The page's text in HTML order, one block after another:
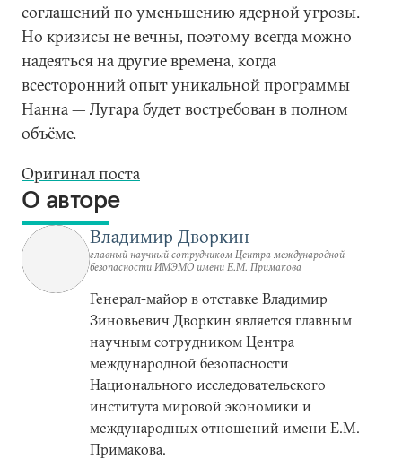
соглашений по уменьшению ядерной угрозы.
Но кризисы не вечны, поэтому всегда можно
надеяться на другие времена, когда
всесторонний опыт уникальной программы
Нанна — Лугара будет востребован в полном
объёме.
Оригинал поста
О авторе
Владимир Дворкин
главный научный сотрудником Центра международной
безопасности ИМЭМО имени Е.М. Примакова
Генерал-майор в отставке Владимир
Зиновьевич Дворкин является главным
научным сотрудником Центра
международной безопасности
Национального исследовательского
института мировой экономики и
международных отношений имени Е.М.
Примакова.